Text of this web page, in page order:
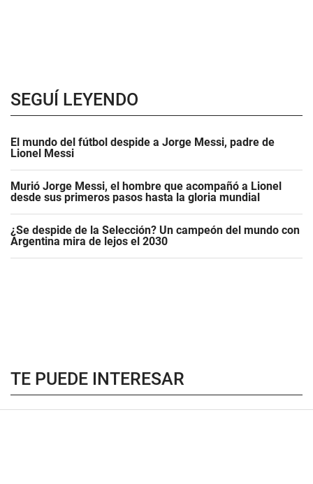
SEGUÍ LEYENDO
El mundo del fútbol despide a Jorge Messi, padre de
Lionel Messi
Murió Jorge Messi, el hombre que acompañó a Lionel
desde sus primeros pasos hasta la gloria mundial
¿Se despide de la Selección? Un campeón del mundo con
Argentina mira de lejos el 2030
TE PUEDE INTERESAR